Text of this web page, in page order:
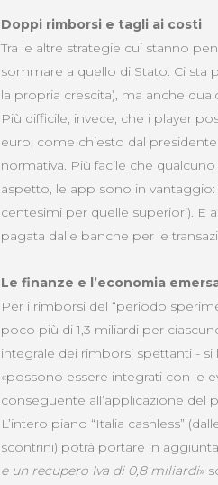
Doppi rimborsi e tagli ai costi
Tra le altre strategie cui stanno
sommare a quello di Stato. Ci sta
la propria crescita), ma anche
Più difficile, invece, che i player
euro, come chiesto dal
normativa. Più facile che
aspetto, le app sono in
centesimi per quelle superiori). E
pagata dalle banche per le
Le finanze e l’economia
Per i rimborsi del “periodo
poco più di 1,3 miliardi per
integrale dei rimborsi spettanti -
«possono essere integrati con le
conseguente all’applicazione del
L’intero piano “Italia cashless”
scontrini) potrà portare in
e un recupero Iva di 0,8 miliardi»